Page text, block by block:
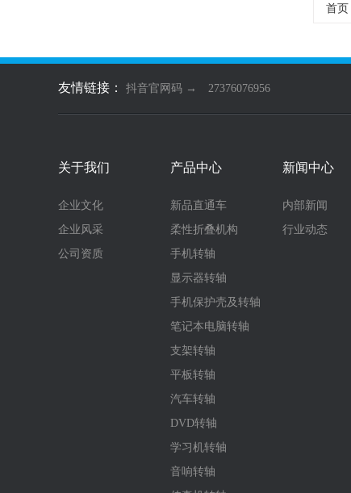
首页
友情链接： 抖音官网码 → 27376076956
关于我们
企业文化
企业风采
公司资质
产品中心
新品直通车
柔性折叠机构
手机转轴
显示器转轴
手机保护壳及转轴
笔记本电脑转轴
支架转轴
平板转轴
汽车转轴
DVD转轴
学习机转轴
音响转轴
新闻中心
内部新闻
行业动态